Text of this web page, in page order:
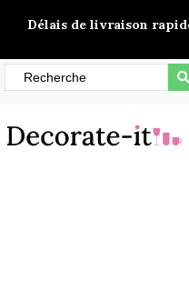
Délais de livraison